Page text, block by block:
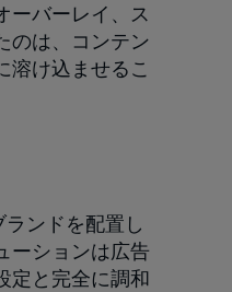
ーバーレイ、ス
のは、コンテン
溶け込ませるこ
ンドを配置し
ーションは広告
定と完全に調和